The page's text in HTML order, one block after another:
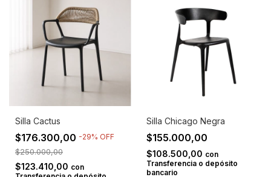
Silla Cactus
$176.300,00 -29% OFF
$250.000,00
$123.410,00 con
Silla Chicago Negra
$155.000,00
$108.500,00 con
Transferencia o depósito
bancario